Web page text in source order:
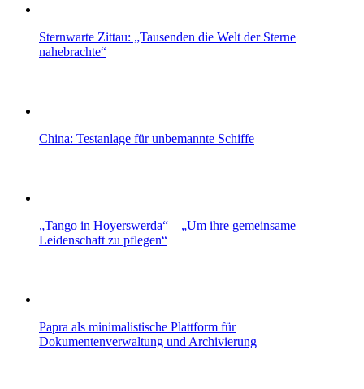
Sternwarte Zittau: „Tausenden die Welt der Sterne
nahebrachte“
China: Testanlage für unbemannte Schiffe
„Tango in Hoyerswerda“ – „Um ihre gemeinsame
Leidenschaft zu pflegen“
Papra als minimalistische Plattform für
Dokumentenverwaltung und Archivierung